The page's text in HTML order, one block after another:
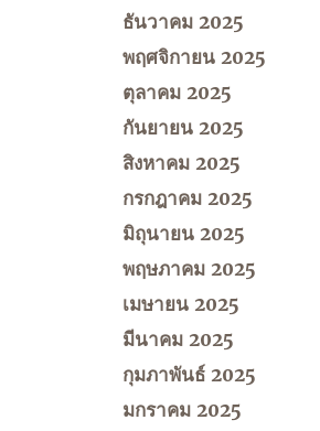
ธันวาคม 2025
พฤศจิกายน 2025
ตุลาคม 2025
กันยายน 2025
สิงหาคม 2025
กรกฎาคม 2025
มิถุนายน 2025
พฤษภาคม 2025
เมษายน 2025
มีนาคม 2025
กุมภาพันธ์ 2025
มกราคม 2025